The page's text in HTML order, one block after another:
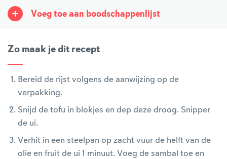
Voeg toe aan boodschappenlijst
Zo maak je dit recept
Bereid de rijst volgens de aanwijzing op de
verpakking.
Snijd de tofu in blokjes en dep deze droog. Snipper
de ui.
Verhit in een steelpan op zacht vuur de helft van de
olie en fruit de ui 1 minuut. Voeg de sambal toe en